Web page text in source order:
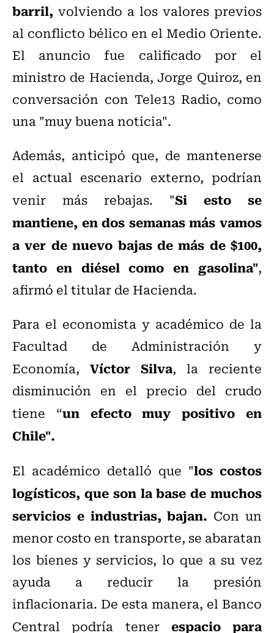
barril, volviendo a los valores previos
al conflicto bélico en el Medio Oriente.
El anuncio fue calificado por el
ministro de Hacienda, Jorge Quiroz, en
conversación con Tele13 Radio, como
una "muy buena noticia".
Además, anticipó que, de mantenerse
el actual escenario externo, podrían
venir más rebajas. "Si esto se
mantiene, en dos semanas más vamos
a ver de nuevo bajas de más de $100,
tanto en diésel como en gasolina",
afirmó el titular de Hacienda.
Para el economista y académico de la
Facultad de Administración y
Economía, Víctor Silva, la reciente
disminución en el precio del crudo
tiene “un efecto muy positivo en
Chile".
El académico detalló que "los costos
logísticos, que son la base de muchos
servicios e industrias, bajan. Con un
menor costo en transporte, se abaratan
los bienes y servicios, lo que a su vez
ayuda a reducir la presión
inflacionaria. De esta manera, el Banco
Central podría tener espacio para